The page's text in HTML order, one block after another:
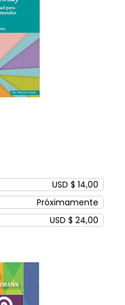
USD $ 14,00
Próximamente
USD $ 24,00